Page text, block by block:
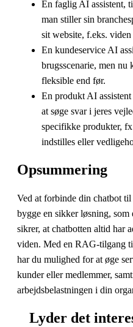
En faglig AI assistent,
man stiller sin
sit website, f.eks.
En kundeservice AI
brugsscenarie, men nu
fleksible end før.
En produkt AI
at søge svar i jeres
specifikke produkter,
indstilles eller
Opsummering
Ved at forbinde din chatbot
bygge en sikker løsning, som
sikrer, at chatbotten altid har
viden. Med en RAG-tilgang
har du mulighed for at øge
kunder eller medlemmer,
arbejdsbelastningen i din
Lyder det